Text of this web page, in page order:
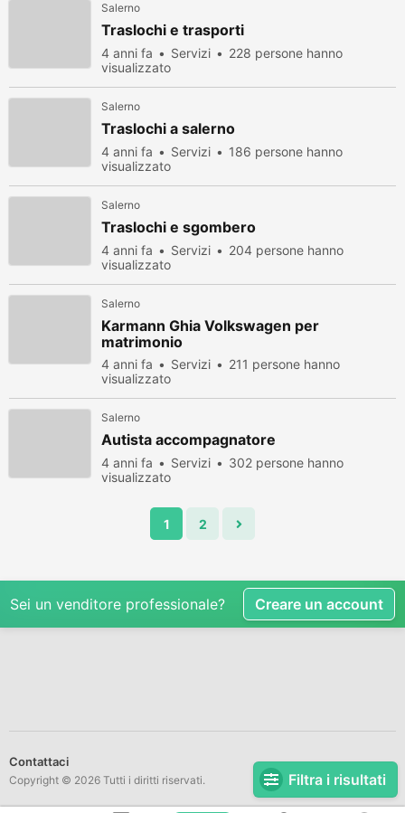
Filtra i risultati
Salerno
Traslochi e trasporti
4 anni fa Servizi
228 persone hanno
visualizzato
Salerno
Traslochi a salerno
4 anni fa Servizi
186 persone hanno
visualizzato
Salerno
Traslochi e sgombero
4 anni fa Servizi
204 persone hanno
visualizzato
Salerno
Karmann Ghia Volkswagen per
matrimonio
4 anni fa Servizi
211 persone hanno
visualizzato
Salerno
Autista accompagnatore
4 anni fa Servizi
302 persone hanno
visualizzato
1 2
Sei un venditore professionale? Creare un account
Contattaci
Copyright © 2026 Tutti i diritti riservati.